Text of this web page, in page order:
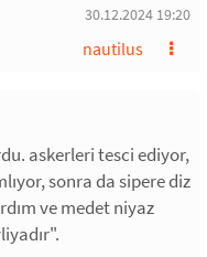
30.12.2024 19:20
nautilus
askerleri tesci ediyor,
sonra da sipere diz
ve medet niyaz